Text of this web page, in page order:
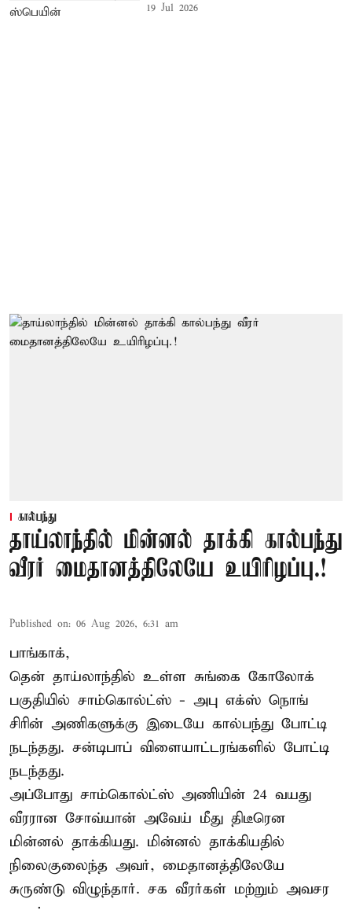
19 Jul 2026
கால்பந்து
தாய்லாந்தில் மின்னல் தாக்கி கால்பந்து
வீரர் மைதானத்திலேயே உயிரிழப்பு.!
Published on: 06 Aug 2026, 6:31 am
பாங்காக்,
தென் தாய்லாந்தில் உள்ள சுங்கை கோலோக்
பகுதியில் சாம்கொல்ட்ஸ் - அபு எக்ஸ் நொங்
சிரின் அணிகளுக்கு இடையே கால்பந்து போட்டி
நடந்தது. சன்டிபாப் விளையாட்டரங்களில் போட்டி
நடந்தது.
அப்போது சாம்கொல்ட்ஸ் அணியின் 24 வயது
வீரரான சோவ்யான் அவேய் மீது திடீரென
மின்னல் தாக்கியது. மின்னல் தாக்கியதில்
நிலைகுலைந்த அவர், மைதானத்திலேயே
சுருண்டு விழுந்தார். சக வீரர்கள் மற்றும் அவசர